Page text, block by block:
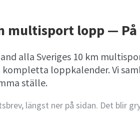
multisport lopp —
alla Sveriges 10 km
kompletta loppkalender. Vi
ställe.
längst ner på sidan. Det blir